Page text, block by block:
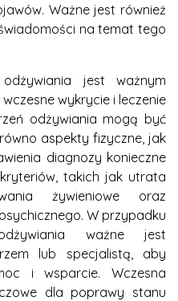
Ważne jest również
na temat tego
jest ważnym
wykrycie i leczenie
odżywiania mogą być
aspekty fizyczne, jak
diagnozy konieczne
takich jak utrata
żywieniowe oraz
W przypadku
ważne jest
lub specjalistą, aby
i wsparcie. Wczesna
dla poprawy stanu